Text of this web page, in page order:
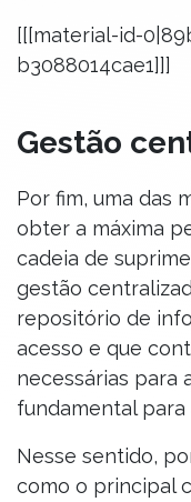
[[[material-id-
b3088014cae1]]]
Gestão
Por fim, uma das
obter a máxima
cadeia de
gestão
repositório de
acesso e que
necessárias para
fundamental para
Nesse sentido,
como o principal